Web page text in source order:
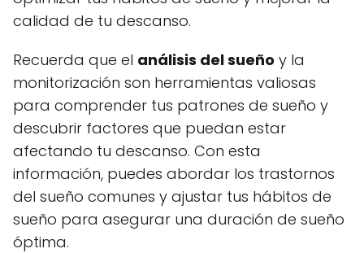
calidad de tu descanso.
Recuerda que el análisis del sueño y la
monitorización son herramientas valiosas
para comprender tus patrones de sueño y
descubrir factores que puedan estar
afectando tu descanso. Con esta
información, puedes abordar los trastornos
del sueño comunes y ajustar tus hábitos de
sueño para asegurar una duración de sueño
óptima.